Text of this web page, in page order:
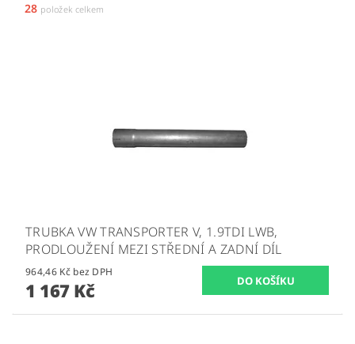
28 položek celkem
TRUBKA VW TRANSPORTER V, 1.9TDI LWB,
PRODLOUŽENÍ MEZI STŘEDNÍ A ZADNÍ DÍL
964,46 Kč bez DPH
1 167 Kč